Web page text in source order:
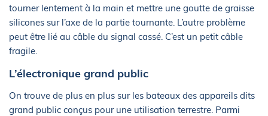
tourner lentement à la main et mettre une goutte de graisse
silicones sur l’axe de la partie tournante. L’autre problème
peut être lié au câble du signal cassé. C’est un petit câble
fragile.
L’électronique grand public
On trouve de plus en plus sur les bateaux des appareils dits
grand public conçus pour une utilisation terrestre. Parmi